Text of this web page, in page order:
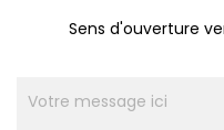
Sens d'ouverture